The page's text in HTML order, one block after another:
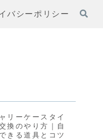
バシーポリシー
リーケースタイ
換のやり方｜自
きる道具とコツ